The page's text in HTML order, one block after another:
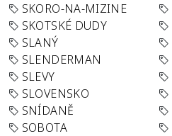
SKORO-NA-MIZINE
SKOTSKÉ DUDY
SLANÝ
SLENDERMAN
SLEVY
SLOVENSKO
SNÍDANĚ
SOBOTA